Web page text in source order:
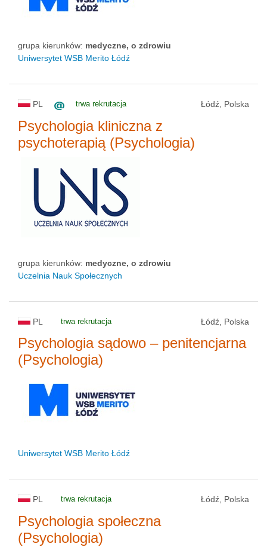
grupa kierunków: medyczne, o zdrowiu
Uniwersytet WSB Merito Łódź
PL trwa rekrutacja Łódź, Polska
Psychologia kliniczna z
psychoterapią (Psychologia)
grupa kierunków: medyczne, o zdrowiu
Uczelnia Nauk Społecznych
PL trwa rekrutacja Łódź, Polska
Psychologia sądowo – penitencjarna
(Psychologia)
Uniwersytet WSB Merito Łódź
PL trwa rekrutacja Łódź, Polska
Psychologia społeczna
(Psychologia)